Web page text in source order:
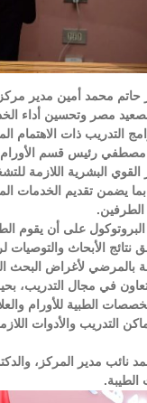
محمد أمين مدير
مصر وتحسين أداء
التدريب ذات الاهتمام
مصطفي رئيس قسم
البشرية اللازمة
يضمن تقديم الخدمات
الطرفين.
على أن يقوم
نتائج الأبحاث
بالمرضي لأغراض البحث
في مجال التدريب،
الطبية للأورام
التدريب والأدوات
نائب مدير المركز،
الطيبة.